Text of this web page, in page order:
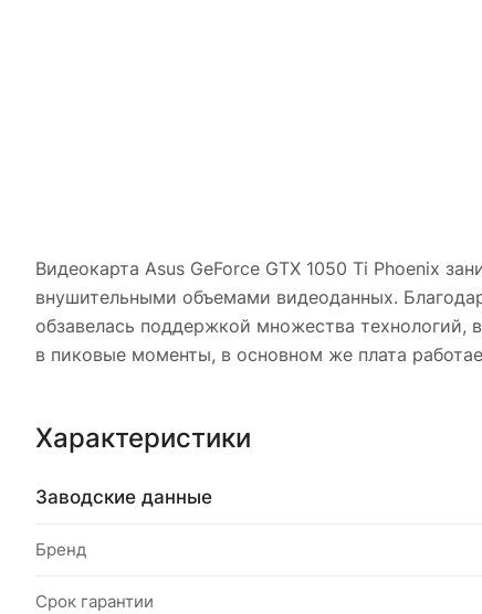
Видеокарта Asus GeForce GTX 1050 Ti Phoenix
внушительными объемами видеоданных.
обзавелась поддержкой множества технологий,
в пиковые моменты, в основном же плата
Характеристики
Заводские данные
Бренд
Срок гарантии